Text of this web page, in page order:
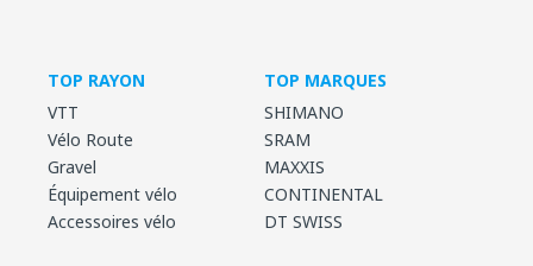
TOP RAYON
VTT
Vélo Route
Gravel
Équipement vélo
Accessoires vélo
TOP MARQUES
SHIMANO
SRAM
MAXXIS
CONTINENTAL
DT SWISS